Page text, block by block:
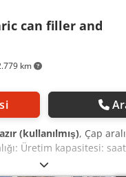
km
can filler and
(kullanılmış), Çap
Üretim kapasitesi:
18 Yaklaşık 52 mm